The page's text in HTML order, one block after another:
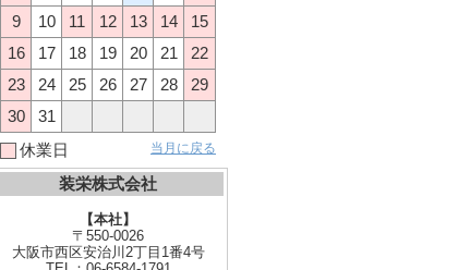
9
10 11 12 13 14
15
16
17 18 19 20 21
22
23
24 25 26 27 28
29
30
31
休業日
当月に戻る
装栄株式会社
【本社】
〒550-0026
大阪市西区安治川2丁目1番4号